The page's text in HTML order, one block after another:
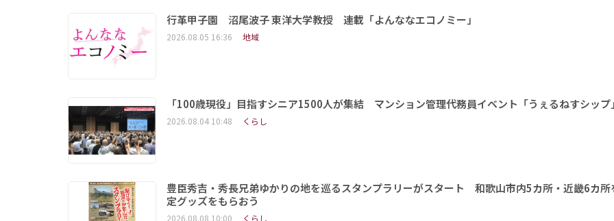
行革甲子園 沼尾波子 東洋大学教授 連載「よんななエコノミー」
2026.08.05 16:36 地域
「100歳現役」目指すシニア1500人が集結 マンション管理代務員イベント「うぇるねすシップ
2026.08.04 10:48 くらし
豊臣秀吉・秀長兄弟ゆかりの地を巡るスタンプラリーがスタート 和歌山市内5カ所・近畿6カ所
定グッズをもらおう
2026.08.08 10:00 くらし